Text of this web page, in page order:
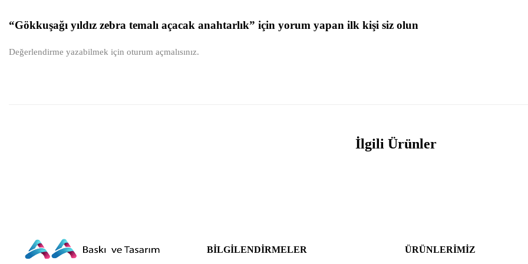
“Gökkuşağı yıldız zebra temalı açacak anahtarlık” için yorum yapan ilk kişi siz olun
Değerlendirme yazabilmek için oturum açmalısınız.
İlgili Ürünler
BILGILENDIRMELER ÜRÜNLERIMIZ